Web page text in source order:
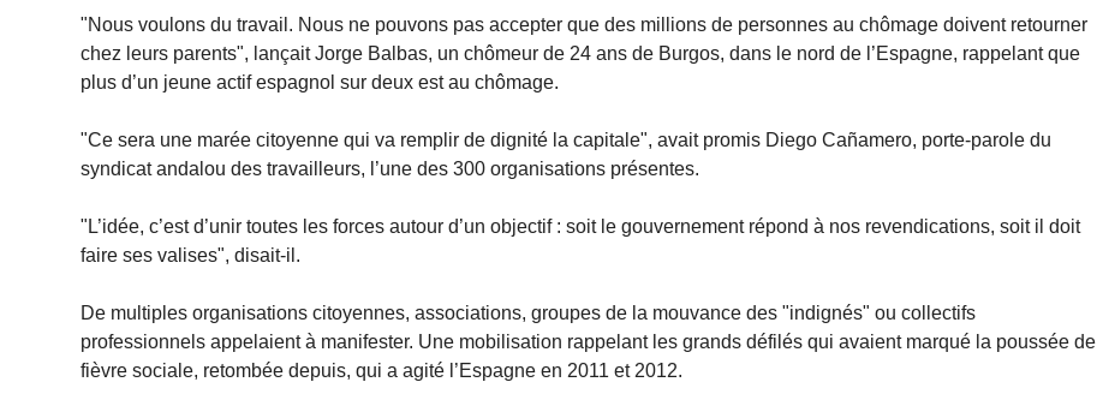
"Nous voulons du travail. Nous ne pouvons pas accepter que des millions de personnes au chômage doivent retourner
chez leurs parents", lançait Jorge Balbas, un chômeur de 24 ans de Burgos, dans le nord de l’Espagne, rappelant que
plus d’un jeune actif espagnol sur deux est au chômage.
"Ce sera une marée citoyenne qui va remplir de dignité la capitale", avait promis Diego Cañamero, porte-parole du
syndicat andalou des travailleurs, l’une des 300 organisations présentes.
"L’idée, c’est d’unir toutes les forces autour d’un objectif : soit le gouvernement répond à nos revendications, soit il doit
faire ses valises", disait-il.
De multiples organisations citoyennes, associations, groupes de la mouvance des "indignés" ou collectifs
professionnels appelaient à manifester. Une mobilisation rappelant les grands défilés qui avaient marqué la poussée de
fièvre sociale, retombée depuis, qui a agité l’Espagne en 2011 et 2012.